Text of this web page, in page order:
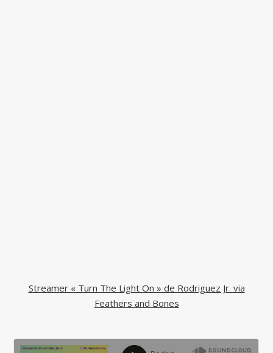
Streamer « Turn The Light On » de Rodriguez Jr. via
Feathers and Bones